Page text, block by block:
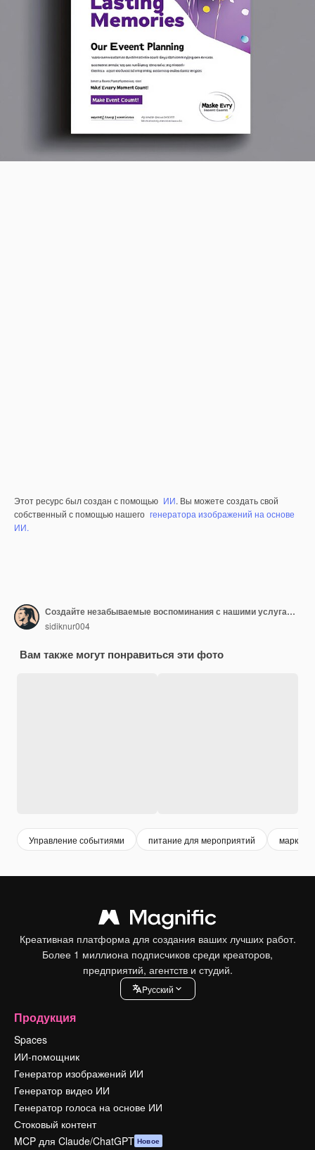
Этот ресурс был создан с помощью ИИ. Вы можете создать свой
собственный с помощью нашего генератора изображений на основе
ИИ.
Создайте незабываемые воспоминания с нашими услугами по мероприятиям
sidiknur004
Вам также могут понравиться эти фото
Управление событиями питание для мероприятий
Креативная платформа для создания ваших лучших работ.
Более 1 миллиона подписчиков среди креаторов,
предприятий, агентств и студий.
Pусский
Продукция
Spaces
ИИ-помощник
Генератор изображений ИИ
Генератор видео ИИ
Генератор голоса на основе ИИ
Стоковый контент
MCP для Claude/ChatGPT Новое